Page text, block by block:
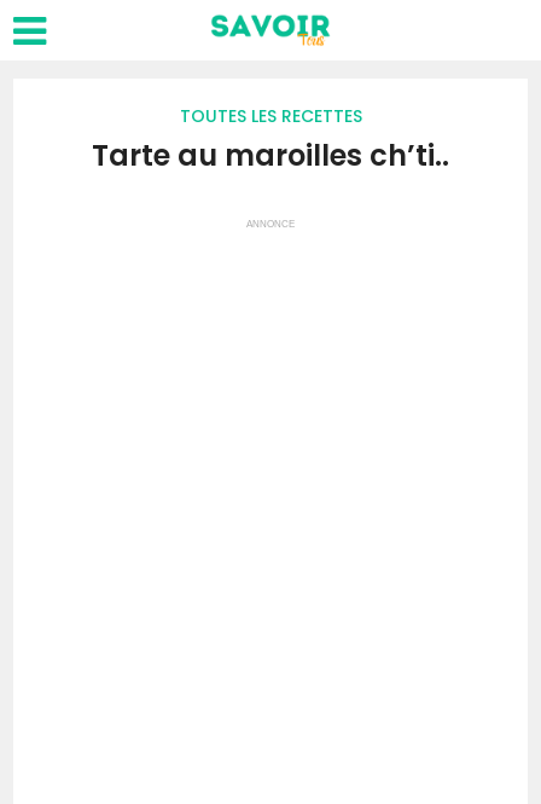
TOUTES LES RECETTES
Tarte au maroilles ch’ti..
ANNONCE